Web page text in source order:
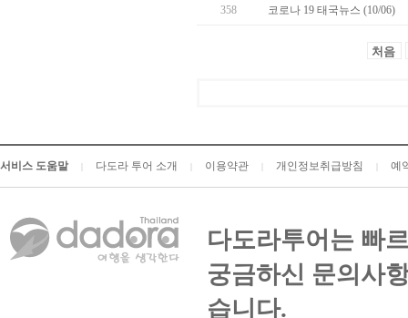
358 코로나 19 태국뉴스 (10/06)
처음
서비스 도움말 다도라 투어 소개 이용약관 개인정보취급방침 예
다도라투어는 빠
궁금하신 문의사
습니다.